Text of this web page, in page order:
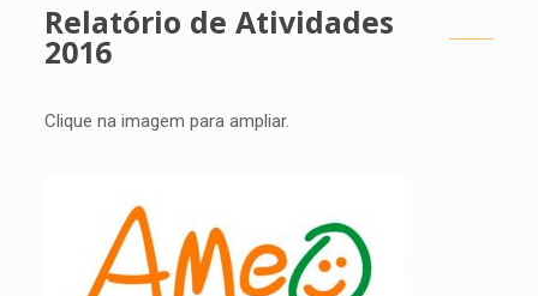
Relatório de Atividades
2016
Clique na imagem para ampliar.